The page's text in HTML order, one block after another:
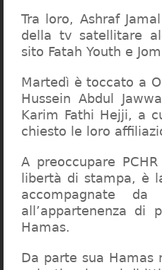
Tra loro, Ashraf
della tv satellitare
sito Fatah Youth e
Martedì è toccato a
Hussein Abdul
Karim Fathi Hejji, a
chiesto le loro
A preoccupare
libertà di stampa, è
accompagnate
all’appartenenza
Hamas.
Da parte sua Hamas